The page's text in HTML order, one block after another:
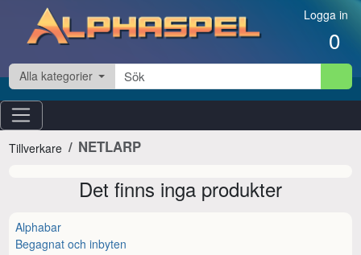
Hoppa till innehåll Logga in
0
Alla kategorier
Tillverkare NETLARP
Det finns inga produkter
Alphabar
Begagnat och inbyten